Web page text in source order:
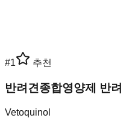
#1 추천
반려견종합영양제 반
Vetoquinol